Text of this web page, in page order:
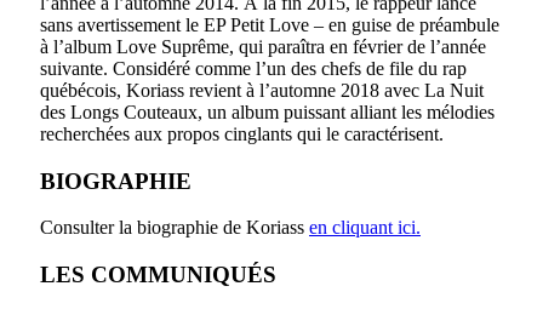
sans avertissement le EP Petit Love – en guise de préambule
à l’album Love Suprême, qui paraîtra en février de l’année
suivante. Considéré comme l’un des chefs de file du rap
québécois, Koriass revient à l’automne 2018 avec La Nuit
des Longs Couteaux, un album puissant alliant les mélodies
recherchées aux propos cinglants qui le caractérisent.
BIOGRAPHIE
Consulter la biographie de Koriass en cliquant ici.
LES COMMUNIQUÉS